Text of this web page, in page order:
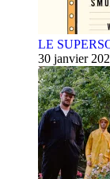
LE
30 janvier